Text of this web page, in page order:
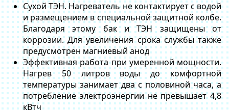
Сухой ТЭН. Нагреватель не контактирует с водой
и размещением в специальной защитной колбе.
Благодаря этому бак и ТЭН защищены от
коррозии. Для увеличения срока службы также
предусмотрен магниевый анод
Эффективная работа при умеренной мощности.
Нагрев 50 литров воды до комфортной
температуры занимает два с половиной часа, а
потребление электроэнергии не превышает 4,8
кВтч